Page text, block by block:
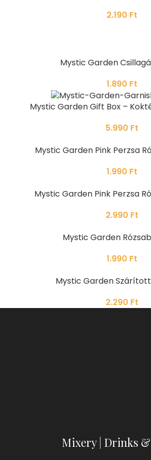
2.190 Ft
Mystic Garden
1.890 Ft
Mystic Garden Gift Box –
5.990 Ft
Mystic Garden Pink Perzsa
1.990 Ft
Mystic Garden Pink Perzsa
2.990 Ft
Mystic Garden
1.990 Ft
Mystic Garden
2.290 Ft
Mixery | Drinks